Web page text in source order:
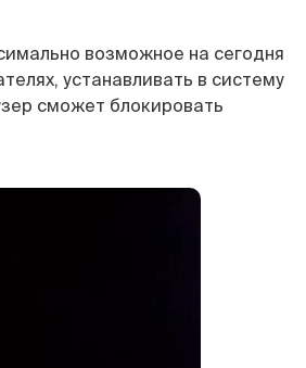
возможное на сегодня
устанавливать в систему
сможет блокировать